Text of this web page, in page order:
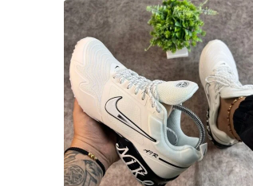
variantes.
Las
opciones
se
pueden
elegir
en
la
página
de
producto